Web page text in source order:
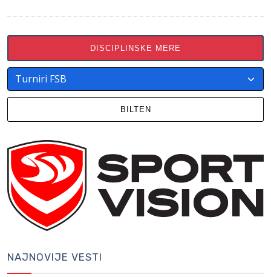
DISCIPLINSKE MERE
BILTEN
NAJNOVIJE VESTI